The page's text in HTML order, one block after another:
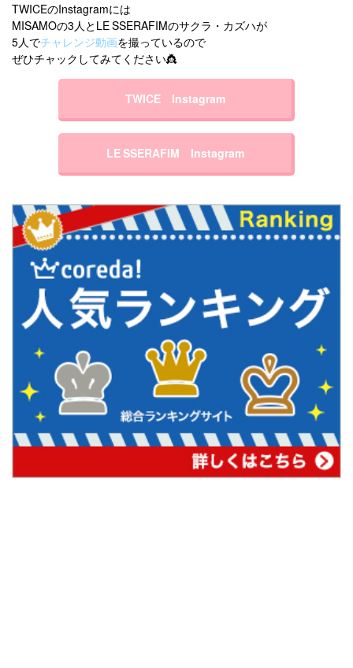
TWICEのInstagramには
MISAMOの3人とLE SSERAFIMのサクラ・カズハが
5人でチャレンジ動画を撮っているので
ぜひチャックしてみてください👸
TWICE Instagram
LE SSERAFIM Instagram